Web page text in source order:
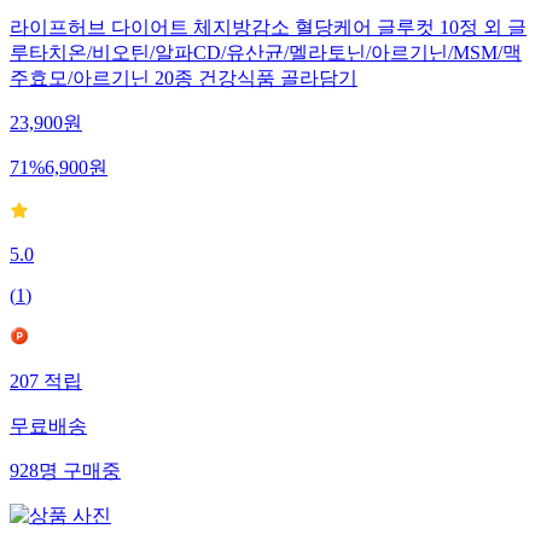
라이프허브 다이어트 체지방감소 혈당케어 글루컷 10정 외 글
루타치온/비오틴/알파CD/유산균/멜라토닌/아르기닌/MSM/맥
주효모/아르기닌 20종 건강식품 골라담기
23,900원
71%6,900원
5.0
(1)
207적립
무료배송
928명구매중